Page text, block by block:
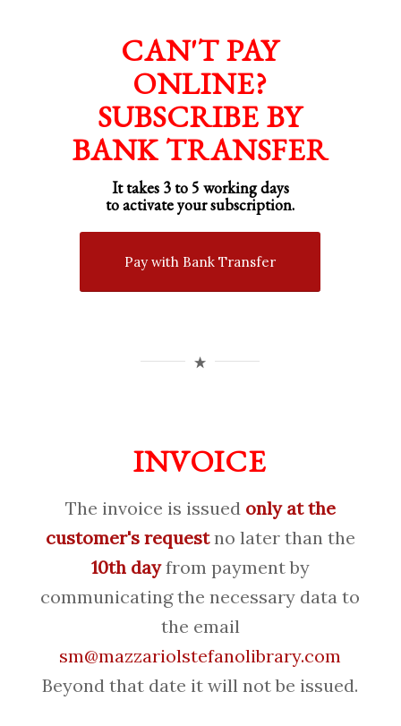
CAN'T PAY
ONLINE?
SUBSCRIBE BY
BANK TRANSFER
It takes 3 to 5 working days
to activate your subscription.
Pay with Bank Transfer
INVOICE
The invoice is issued only at the
customer's requestno later than the
10th dayfrom payment by
communicating the necessary data to
the email
sm@mazzariolstefanolibrary.com
Beyond that date it will not be issued.